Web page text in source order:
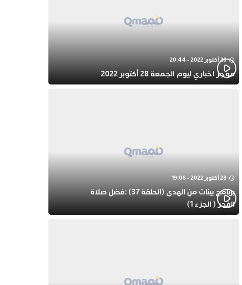
28 أكتوبر 2022 - 20:44
موجز اخباري ليوم الجمعة 28 أكتوبر 2022
28 أكتوبر 2022 - 19:06
برنامج بينات من الهدى (الحلقة 37) :فضل صلاة
الفجر ( الجزء 1)